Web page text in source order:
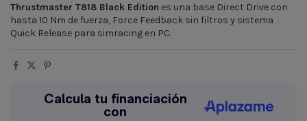
Thrustmaster T818 Black Edition es una base Direct Drive con
hasta 10 Nm de fuerza, Force Feedback sin filtros y sistema
Quick Release para simracing en PC.